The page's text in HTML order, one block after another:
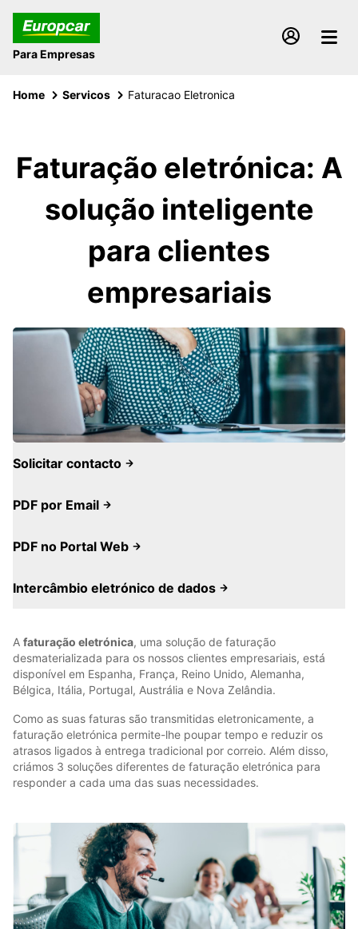
Para Empresas
Home Servicos Faturacao Eletronica
Faturação eletrónica: A
solução inteligente
para clientes
empresariais
Solicitar contacto
PDF por Email
PDF no Portal Web
Intercâmbio eletrónico de dados
A faturação eletrónica, uma solução de faturação
desmaterializada para os nossos clientes empresariais, está
disponível em Espanha, França, Reino Unido, Alemanha,
Bélgica, Itália, Portugal, Austrália e Nova Zelândia.
Como as suas faturas são transmitidas eletronicamente, a
faturação eletrónica permite-lhe poupar tempo e reduzir os
atrasos ligados à entrega tradicional por correio. Além disso,
criámos 3 soluções diferentes de faturação eletrónica para
responder a cada uma das suas necessidades.